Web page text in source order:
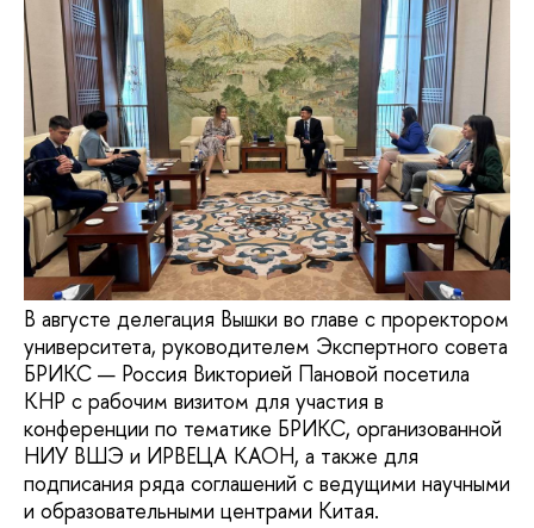
В августе делегация Вышки во главе с проректором
университета, руководителем Экспертного совета
БРИКС — Россия Викторией Пановой посетила
КНР с рабочим визитом для участия в
конференции по тематике БРИКС, организованной
НИУ ВШЭ и ИРВЕЦА КАОН, а также для
подписания ряда соглашений с ведущими научными
и образовательными центрами Китая.